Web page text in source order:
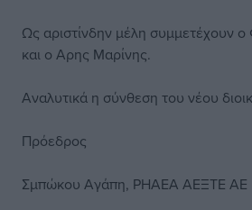
Ως αριστίνδην μέλη συμμετέχουν
και ο Αρης Μαρίνης.
Αναλυτικά η σύνθεση του νέου
Πρόεδρος
Σμπώκου Αγάπη, PHAEA ΑΕΞΤΕ ΑΕ